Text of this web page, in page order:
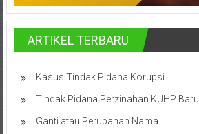
Karanganyar,
Malang,
Kediri,
Madiun,
Ponorogo,
ARTIKEL TERBARU
Kasus Tindak Pidana Korupsi
Tindak Pidana Perzinahan KUHP Baru
Ganti atau Perubahan Nama